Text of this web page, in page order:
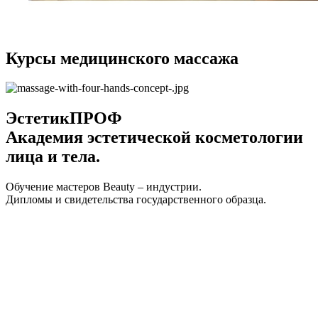
Курсы медицинского массажа
ЭстетикПРОФ
Академия эстетической косметологии
лица и тела.
Обучение мастеров Beauty – индустрии.
Дипломы и свидетельства государственного образца.